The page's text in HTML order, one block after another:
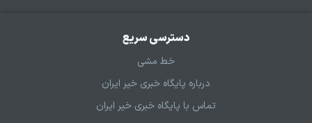
دسترسی سریع
خط مشی
درباره پایگاه خبری خیر ایران
تماس با پایگاه خبری خیر ایران